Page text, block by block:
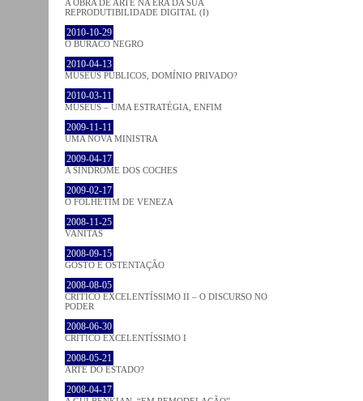
A OBRA DE ARTE NA ERA DA SUA
REPRODUTIBILIDADE DIGITAL (I)
2010-10-29
O BURACO NEGRO
2010-04-13
MUSEUS PÚBLICOS, DOMÍNIO PRIVADO?
2010-03-11
MUSEUS – UMA ESTRATÉGIA, ENFIM
2009-11-11
UMA NOVA MINISTRA
2009-04-17
A SÍNDROME DOS COCHES
2009-02-17
O FOLHETIM DE VENEZA
2008-11-25
VANITAS
2008-09-15
GOSTO E OSTENTAÇÃO
2008-08-05
CRÍTICO EXCELENTÍSSIMO II – O DISCURSO NO
PODER
2008-06-30
CRÍTICO EXCELENTÍSSIMO I
2008-05-21
ARTE DO ESTADO?
2008-04-17